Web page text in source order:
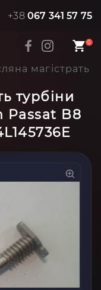
+38 067 341 57 75
0
магістрать
турбіни
Passat B8